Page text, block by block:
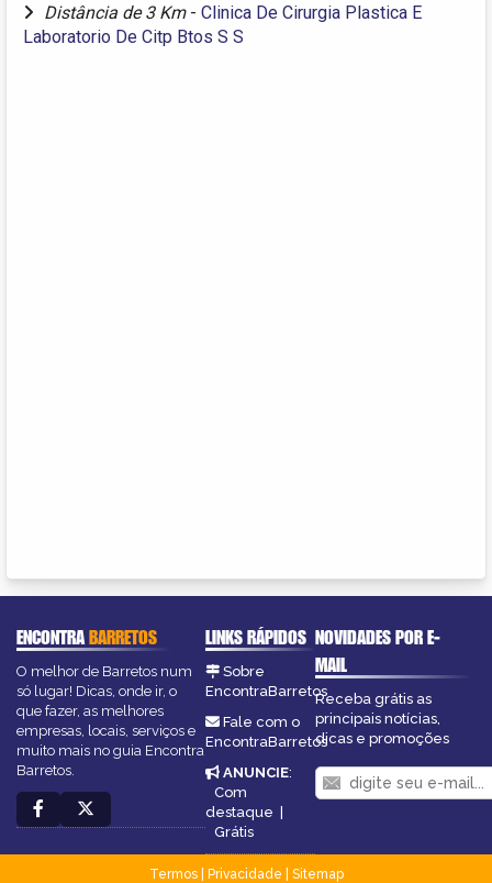
Distância de 3 Km - Clinica De Cirurgia Plastica E
Laboratorio De Citp Btos S S
ENCONTRABARRETOS
O melhor de Barretos num
só lugar! Dicas, onde ir, o
que fazer, as melhores
empresas, locais, serviços e
muito mais no guia Encontra
Barretos.
LINKS RÁPIDOS
Sobre
EncontraBarretos
Fale com o
EncontraBarretos
ANUNCIE:
Com
destaque |
Grátis
NOVIDADES POR E-
MAIL
Receba grátis as
principais notícias,
dicas e promoções
Termos| Privacidade
Sitemap